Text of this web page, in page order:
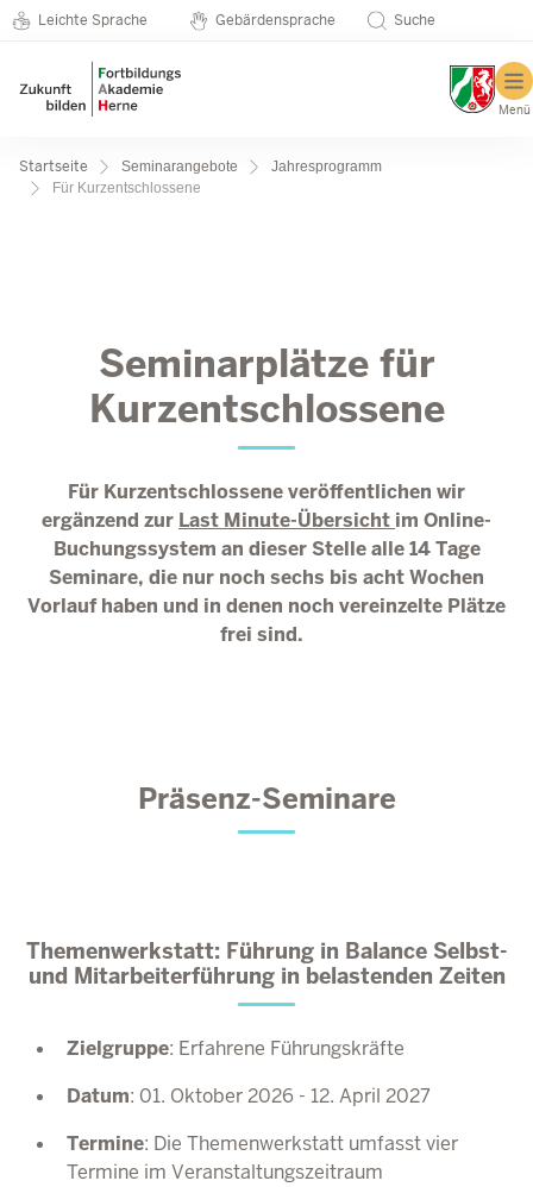
Direkt zum Inhalt Seminarkatalog
Metanavigation
Leichte Sprache Gebärdensprache Suche
Menü
Pfadnavigation
Startseite Seminarangebote
Jahresprogramm
Für Kurzentschlossene
Seminarplätze für
Kurzentschlossene
Für Kurzentschlossene veröffentlichen wir
ergänzend zur Last Minute-Übersicht im Online-
Buchungssystem an dieser Stelle alle 14 Tage
Seminare, die nur noch sechs bis acht Wochen
Vorlauf haben und in denen noch vereinzelte Plätze
frei sind.
Präsenz-Seminare
Themenwerkstatt: Führung in Balance Selbst-
und Mitarbeiterführung in belastenden Zeiten
Zielgruppe: Erfahrene Führungskräfte
Datum: 01. Oktober 2026 - 12. April 2027
Termine: Die Themenwerkstatt umfasst vier
Termine im Veranstaltungszeitraum